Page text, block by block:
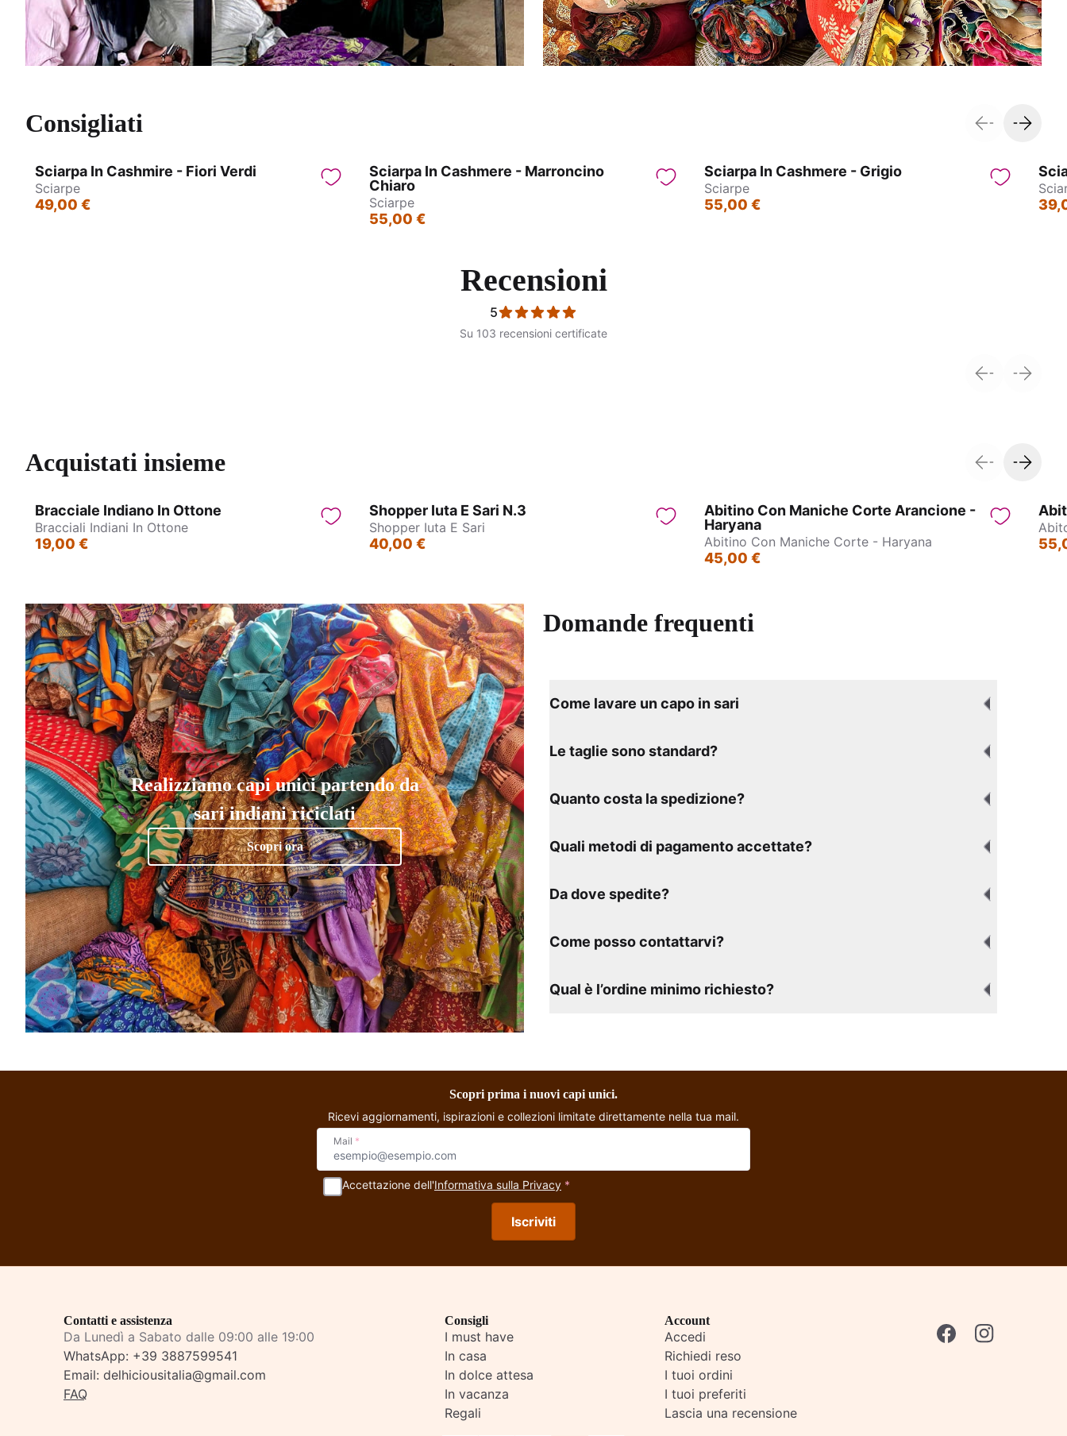
Consigliati
Sciarpa In Cashmire - Fiori Verdi
Sciarpe
49,00 €
Sciarpa In Cashmere - Marroncino
Chiaro
Sciarpe
55,00 €
Sciarpa In Cashmere - Grigio
Sciarpe
55,00 €
Recensioni
5
Su 103 recensioni certificate
Acquistati insieme
Bracciale Indiano In Ottone
Bracciali Indiani In Ottone
19,00 €
Shopper Iuta E Sari N.3
Shopper Iuta E Sari
40,00 €
Abitino Con Maniche Corte Arancione -
Haryana
Abitino Con Maniche Corte - Haryana
45,00 €
Realizziamo capi unici partendo da
sari indiani riciclati
Scopri ora
Domande frequenti
Come lavare un capo in sari
Le taglie sono standard?
Quanto costa la spedizione?
Quali metodi di pagamento accettate?
Da dove spedite?
Come posso contattarvi?
Qual è l’ordine minimo richiesto?
Scopri prima i nuovi capi unici.
Ricevi aggiornamenti, ispirazioni e collezioni limitate direttamente nella tua mail.
Mail *
Accettazione dell'Informativa sulla Privacy *
Iscriviti
Contatti e assistenza
Da Lunedì a Sabato dalle 09:00 alle 19:00
WhatsApp: +39 3887599541
Email: delhiciousitalia@gmail.com
FAQ
Consigli
I must have
In casa
In dolce attesa
In vacanza
Regali
Account
Accedi
Richiedi reso
I tuoi ordini
I tuoi preferiti
Lascia una recensione